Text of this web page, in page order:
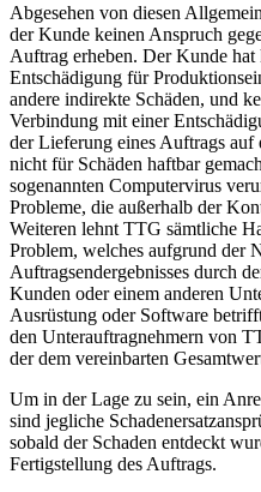
Abgesehen von diesen
der Kunde keinen Anspruch
Auftrag erheben. Der Kunde
Entschädigung für
andere indirekte Schäden, und
Verbindung mit einer
der Lieferung eines Auftrags
nicht für Schäden haftbar
sogenannten Computervirus
Probleme, die außerhalb der
Weiteren lehnt TTG sämtliche
Problem, welches aufgrund der
Auftragsendergebnisses durch
Kunden oder einem anderen
Ausrüstung oder Software
den Unterauftragnehmern von
der dem vereinbarten
Um in der Lage zu sein, ein
sind jegliche
sobald der Schaden entdeckt
Fertigstellung des Auftrags.